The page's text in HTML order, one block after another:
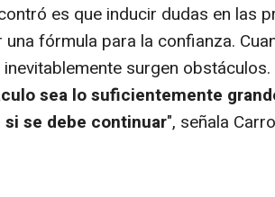
es que inducir dudas en las
fórmula para la confianza.
surgen obstáculos.
sea lo suficientemente
si se debe continuar", señala